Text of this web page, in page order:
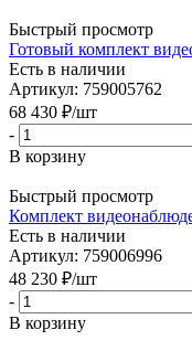
Быстрый просмотр
Готовый комплект
Есть в наличии
Артикул: 759005762
68 430 ₽/шт
-
В корзину
Быстрый просмотр
Комплект
Есть в наличии
Артикул: 759006996
48 230 ₽/шт
-
В корзину